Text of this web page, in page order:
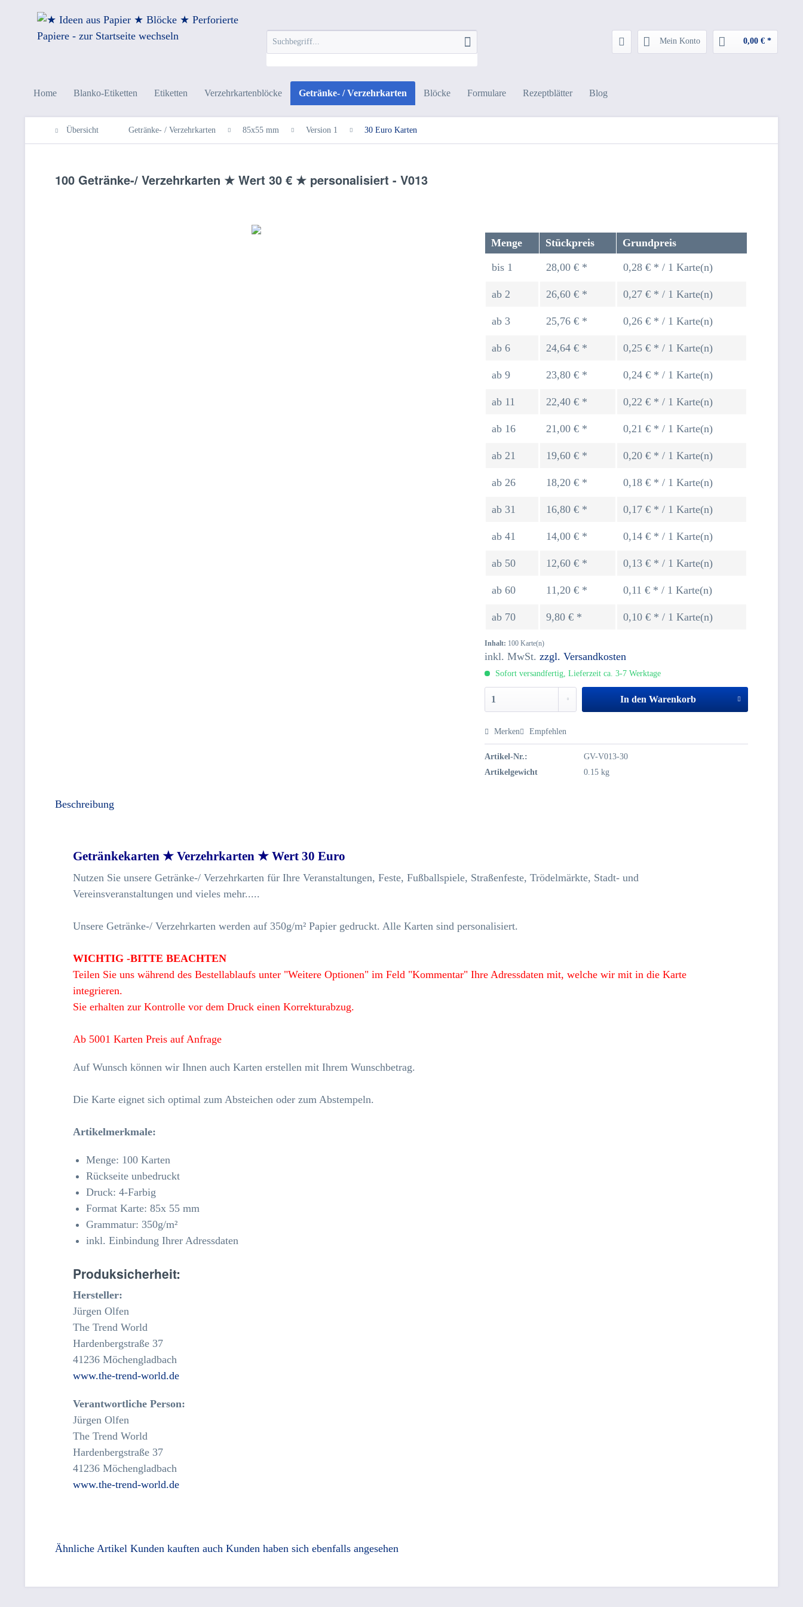
Mein Konto 0,00 € *
Home Blanko-Etiketten Etiketten Verzehrkartenblöcke Getränke- / Verzehrkarten Blöcke Formulare Rezeptblätter Blog
Übersicht Getränke- / Verzehrkarten 85x55 mm Version 1 30 Euro Karten
100 Getränke-/ Verzehrkarten ★ Wert 30 € ★ personalisiert - V013
Menge Stückpreis Grundpreis
bis 1 28,00 € * 0,28 € * / 1 Karte(n)
ab2 26,60 € * 0,27 € * / 1 Karte(n)
ab 3 25,76 € * 0,26 € * / 1 Karte(n)
ab6 24,64 € * 0,25 € * / 1 Karte(n)
ab9 23,80 € * 0,24 € * / 1 Karte(n)
ab 11 22,40 € * 0,22 € * / 1 Karte(n)
ab 16 21,00 € * 0,21 € * / 1 Karte(n)
ab21 19,60 € * 0,20 € * / 1 Karte(n)
ab26 18,20 € * 0,18 € * / 1 Karte(n)
ab 31 16,80 € * 0,17 € * / 1 Karte(n)
ab41 14,00 € * 0,14 € * / 1 Karte(n)
ab 50 12,60 € * 0,13 € * / 1 Karte(n)
ab60 11,20 € * 0,11 € * / 1 Karte(n)
ab 70 9,80 € * 0,10 € * / 1 Karte(n)
Inhalt: 100 Karte(n)
inkl. MwSt.zzgl. Versandkosten
Sofort versandfertig, Lieferzeit ca. 3-7 Werktage
In den Warenkorb
Merken Empfehlen
Artikel-Nr.:
GV-V013-30
Artikelgewicht
0.15 kg
Beschreibung
Getränkekarten ★ Verzehrkarten ★ Wert 30 Euro
Nutzen Sie unsere Getränke-/ Verzehrkarten für Ihre Veranstaltungen, Feste, Fußballspiele, Straßenfeste, Trödelmärkte, Stadt- und
Vereinsveranstaltungen und vieles mehr.....
Unsere Getränke-/ Verzehrkarten werden auf 350g/m² Papier gedruckt. Alle Karten sind personalisiert.
WICHTIG -BITTE BEACHTEN
Teilen Sie uns während des Bestellablaufs unter "Weitere Optionen" im Feld "Kommentar" Ihre Adressdaten mit, welche wir mit in die Karte
integrieren.
Sie erhalten zur Kontrolle vor dem Druck einen Korrekturabzug.
Ab 5001 Karten Preis auf Anfrage
Auf Wunsch können wir Ihnen auch Karten erstellen mit Ihrem Wunschbetrag.
Die Karte eignet sich optimal zum Absteichen oder zum Abstempeln.
Artikelmerkmale:
Menge: 100 Karten
Rückseite unbedruckt
Druck: 4-Farbig
Format Karte: 85x 55 mm
Grammatur: 350g/m²
inkl. Einbindung Ihrer Adressdaten
Produksicherheit:
Hersteller:
Jürgen Olfen
The Trend World
Hardenbergstraße 37
41236 Möchengladbach
www.the-trend-world.de
Verantwortliche Person:
Jürgen Olfen
The Trend World
Hardenbergstraße 37
41236 Möchengladbach
www.the-trend-world.de
Ähnliche Artikel Kunden kauften auch Kunden haben sich ebenfalls angesehen